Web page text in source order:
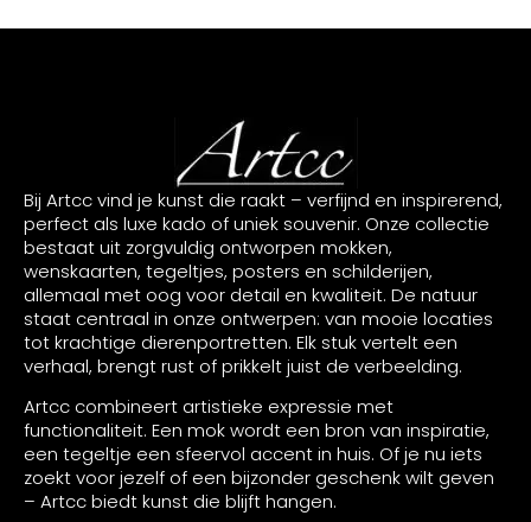
Bij Artcc vind je kunst die raakt – verfijnd en inspirerend,
perfect als luxe kado of uniek souvenir. Onze collectie
bestaat uit zorgvuldig ontworpen mokken,
wenskaarten, tegeltjes, posters en schilderijen,
allemaal met oog voor detail en kwaliteit. De natuur
staat centraal in onze ontwerpen: van mooie locaties
tot krachtige dierenportretten. Elk stuk vertelt een
verhaal, brengt rust of prikkelt juist de verbeelding.
Artcc combineert artistieke expressie met
functionaliteit. Een mok wordt een bron van inspiratie,
een tegeltje een sfeervol accent in huis. Of je nu iets
zoekt voor jezelf of een bijzonder geschenk wilt geven
– Artcc biedt kunst die blijft hangen.